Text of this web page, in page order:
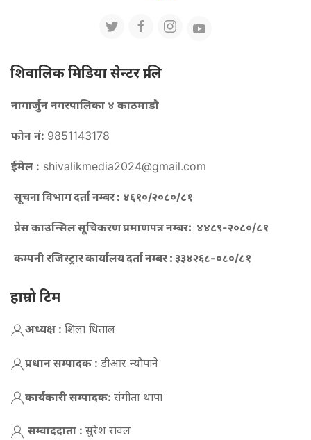
शिवालिक मिडिया सेन्टर प्रालि
नागार्जुन नगरपालिका ४ काठमाडौ
फोन नं: 9851143178
ईमेल : shivalikmedia2024@gmail.com
सूचना विभाग दर्ता नम्बर : ४६१०/२०८०/८१
प्रेस काउन्सिल सूचिकरण प्रमाणपत्र नम्बर: ४४८९-२०८०/८१
कम्पनी रजिस्ट्रार कार्यालय दर्ता नम्बर : ३३४२६८-०८०/८१
हाम्रो टिम
अध्यक्ष : शिला धिताल
प्रधान सम्पादक : डीआर न्याैपाने
कार्यकारी सम्पादक: संगीता थापा
सम्वाददाता : सुरेश रावल